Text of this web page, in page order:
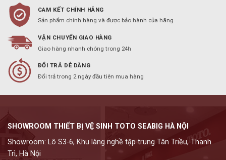
CAM KẾT CHÍNH HÃNG
Sản phẩm chính hàng và được bảo hành của hãng
VẬN CHUYỂN GIAO HÀNG
Giao hàng nhanh chóng trong 24h
ĐỔI TRẢ DỄ DÀNG
Đổi trả trong 2 ngày đầu tiên mua hàng
SHOWROOM THIẾT BỊ VỆ SINH TOTO SEABIG HÀ NỘI
Showroom: Lô S3-6, Khu làng nghề tập trung Tân Triều, Thanh
Trì, Hà Nội